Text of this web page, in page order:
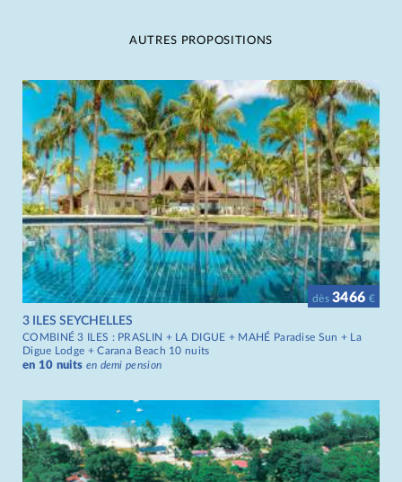
AUTRES PROPOSITIONS
dès3466 €
3 ILES SEYCHELLES
COMBINÉ 3 ILES : PRASLIN + LA DIGUE + MAHÉ Paradise Sun + La
Digue Lodge + Carana Beach 10 nuits
en 10 nuits en demi pension